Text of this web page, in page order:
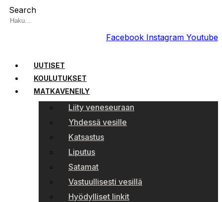
Search
Facebook Instagram Youtube
UUTISET
KOULUTUKSET
MATKAVENEILY
Liity veneseuraan
Yhdessä vesille
Katsastus
Liputus
Satamat
Vastuullisesti vesillä
Hyödylliset linkit